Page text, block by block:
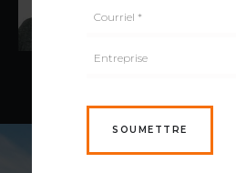
SOUMETTRE